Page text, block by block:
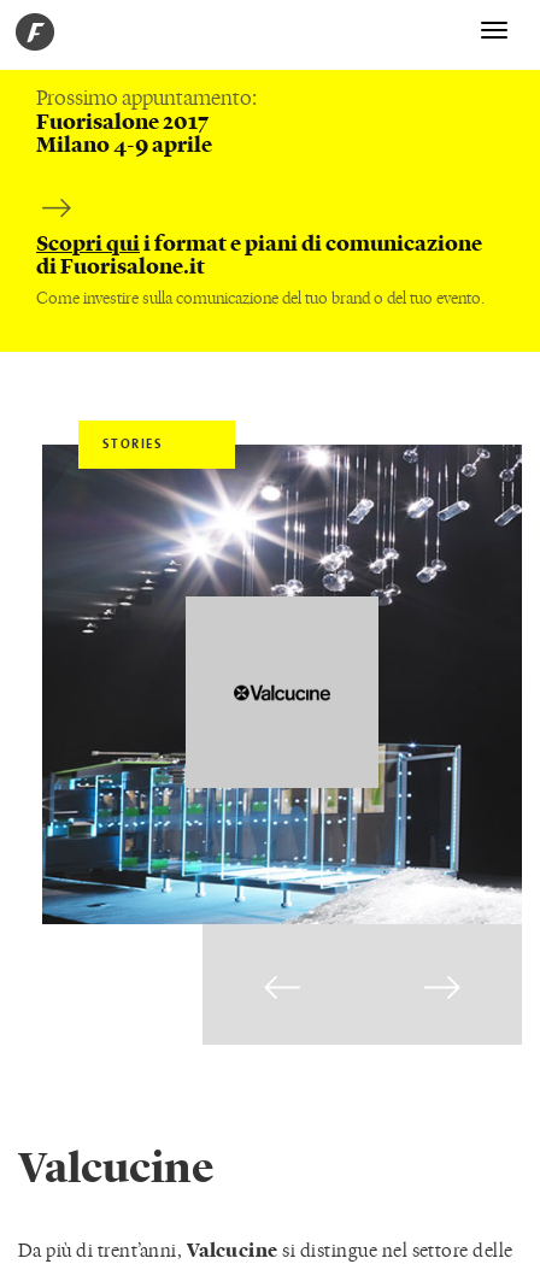
Toggle
Prossimo appuntamento:
Fuorisalone 2017
Milano 4-9 aprile
Scopri quii format e piani di comunicazione
di Fuorisalone.it
Come investire sulla comunicazione del tuo brand o del tuo evento.
STORIES
Valcucine
Da più di trent’anni, Valcucinesi distingue nel settore delle